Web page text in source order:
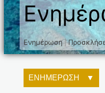
Ενημέρωση|
ΕΝΗΜΕΡΩΣΗ